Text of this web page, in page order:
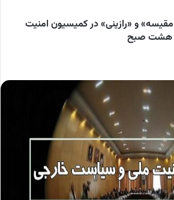
و «رازینی» در کمیسیون امنیت
هشت صبح